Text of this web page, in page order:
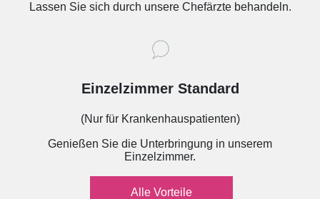
Lassen Sie sich durch unsere Chefärzte behandeln.
Einzelzimmer Standard
(Nur für Krankenhauspatienten)
Genießen Sie die Unterbringung in unserem
Einzelzimmer.
Alle Vorteile